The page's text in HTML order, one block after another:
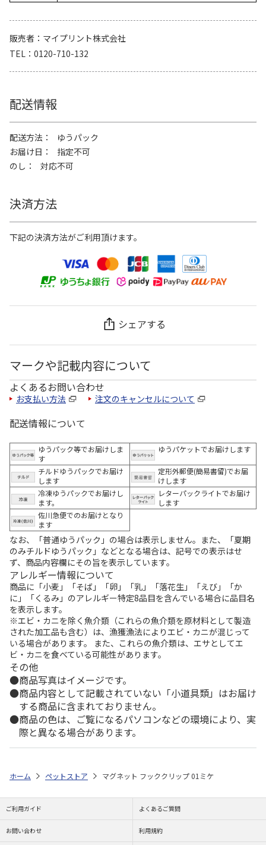
販売者
マイプリント株式会社
TEL
0120-710-132
配送情報
配送方法
ゆうパック
お届け日
指定不可
のし
対応不可
決済方法
下記の決済方法がご利用頂けます。
シェアする
マークや記載内容について
よくあるお問い合わせ
お支払い方法 注文のキャンセルについて
配送情報について
ゆうパック等でお届けしま
す
ゆうパケットでお届けします
チルドゆうパックでお届け
します
定形外郵便(簡易書留)でお届
けします
冷凍ゆうパックでお届けし
ます。
レターパックライトでお届け
します
佐川急便でのお届けとなり
ます
なお、「普通ゆうパック」の場合は表示しません。また、「夏期
のみチルドゆうパック」などとなる場合は、記号での表示はせ
ず、商品内容欄にその旨を表示しています。
アレルギー情報について
商品に「小麦」「そば」「卵」「乳」「落花生」「えび」「か
に」「くるみ」のアレルギー特定8品目を含んでいる場合に品目名
を表示します。
※エビ・カニを除く魚介類（これらの魚介類を原材料として製造
された加工品も含む）は、漁獲漁法によりエビ・カニが混じって
いる場合があります。 また、これらの魚介類は、エサとしてエ
ビ・カニを食べている可能性があります。
その他
商品写真はイメージです。
商品内容として記載されていない「小道具類」はお届け
する商品に含まれておりません。
商品の色は、ご覧になるパソコンなどの環境により、実
際と異なる場合があります。
ホーム ペットストア マグネット フッククリップ 01ミケ
ご利用ガイド よくあるご質問
お問い合わせ 利用規約